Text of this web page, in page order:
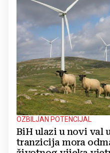
OZBILJAN POTENCIJAL
BiH ulazi u novi val
tranzicija mora